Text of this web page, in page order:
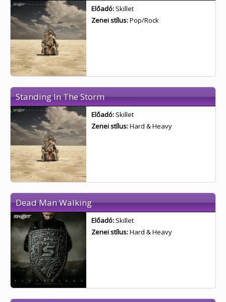
Előadó: Skillet
Zenei stílus:Pop/Rock
Standing In The Storm
Előadó: Skillet
Zenei stílus:Hard & Heavy
Dead Man Walking
Előadó: Skillet
Zenei stílus:Hard & Heavy